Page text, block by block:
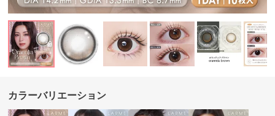
カラーバリエーション